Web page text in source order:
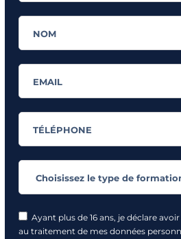
Ayant plus de 16 ans, je déclare
au traitement de mes données